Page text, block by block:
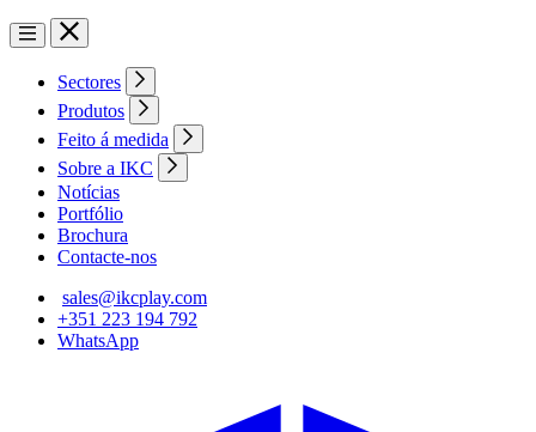
Sectores
Produtos
Feito á medida
Sobre a IKC
Notícias
Portfólio
Brochura
Contacte-nos
sales@ikcplay.com
+351 223 194 792
WhatsApp